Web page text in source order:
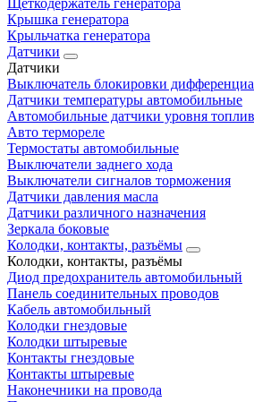
Щеткодержатель генератора
Крышка генератора
Крыльчатка генератора
Датчики
Датчики
Выключатель блокировки
Датчики температуры автомобильные
Автомобильные датчики уровня
Авто термореле
Термостаты автомобильные
Выключатели заднего хода
Выключатели сигналов торможения
Датчики давления масла
Датчики различного назначения
Зеркала боковые
Колодки, контакты, разъёмы
Колодки, контакты, разъёмы
Диод предохранитель автомобильный
Панель соединительных проводов
Кабель автомобильный
Колодки гнездовые
Колодки штыревые
Контакты гнездовые
Контакты штыревые
Наконечники на провода